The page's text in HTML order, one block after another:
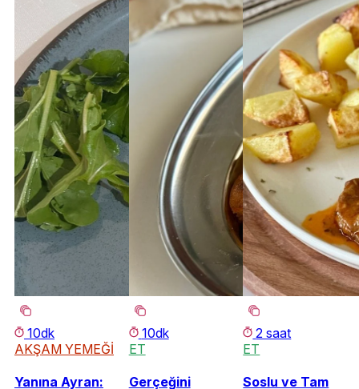
10dk
AKŞAM YEMEĞİ
Yanına Ayran:
10dk
ET
Gerçeğini
2 saat
ET
Soslu ve Tam